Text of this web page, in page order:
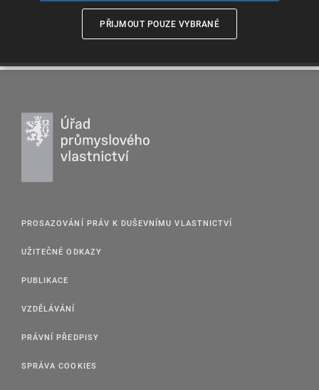
Více informací
PROSAZOVÁNÍ PRÁV K DUŠEVNÍMU VLASTNICTVÍ
UŽITEČNÉ ODKAZY
PUBLIKACE
VZDĚLÁVÁNÍ
PRÁVNÍ PŘEDPISY
SPRÁVA COOKIES
PŘIJMOUT POUZE VYBRANÉ